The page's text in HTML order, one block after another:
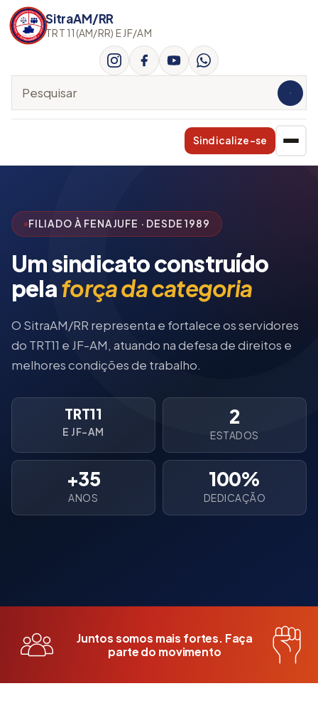
SitraAM/RR
TRT 11(AM/RR) E JF/AM
Pesquisar no site
Sindicalize-se
FILIADO À FENAJUFE · DESDE 1989
Um sindicato construído
pelaforça da categoria
O SitraAM/RR representa e fortalece os servidores
do TRT11 e JF-AM, atuando na defesa de direitos e
melhores condições de trabalho.
TRT11
E JF-AM
2
ESTADOS
+35
ANOS
100%
DEDICAÇÃO
Juntos somos mais fortes. Faça
parte do movimento
Sindicalize-se